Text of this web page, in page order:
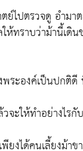
ย์ไปตรวจดู อำม
ห้ทราบว่าม้านี้เดิ
ะองค์เป็นปกติดี
จะให้ทำอย่างไร
ยงได้คนเลี้ยงม้า